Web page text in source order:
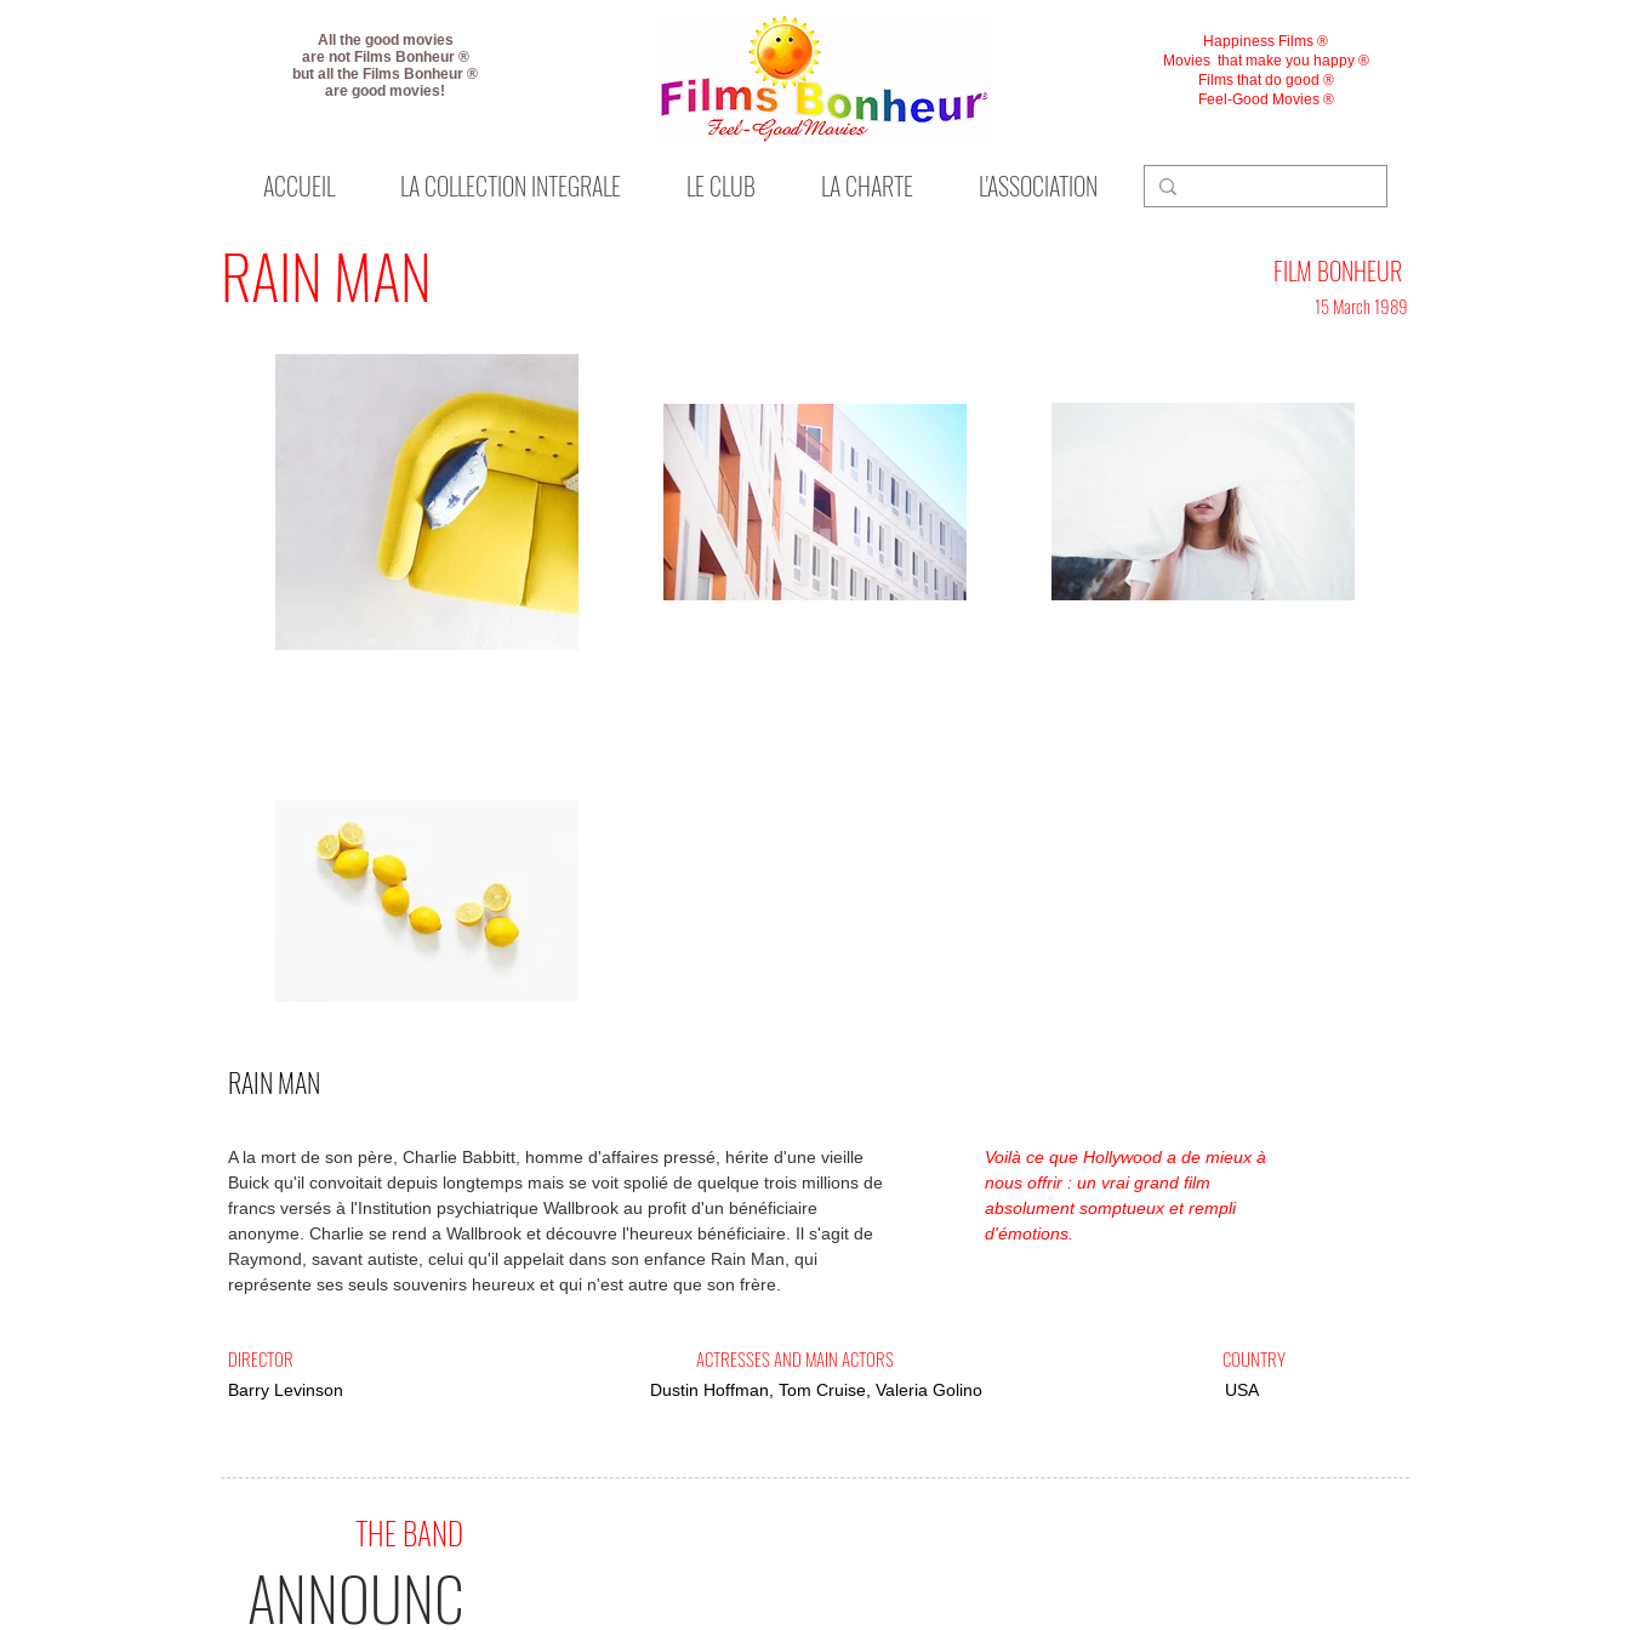
All the good movies
are not Films Bonheur ®
but all the Films Bonheur ®
are good movies!
ACCUEIL LA COLLECTION INTEGRALE LE CLUB LA CHARTE L'ASSOCIATION
Happiness Films ®
Movies that make you happy ®
Films that do good ®
Feel-Good Movies ®
RAIN MAN
RAIN MAN
A la mort de son père, Charlie Babbitt, homme d'affaires pressé, hérite d'une vieille
Buick qu'il convoitait depuis longtemps mais se voit spolié de quelque trois millions de
francs versés à l'Institution psychiatrique Wallbrook au profit d'un bénéficiaire
anonyme. Charlie se rend a Wallbrook et découvre l'heureux bénéficiaire. Il s'agit de
Raymond, savant autiste, celui qu'il appelait dans son enfance Rain Man, qui
représente ses seuls souvenirs heureux et qui n'est autre que son frère.
Voilà ce que Hollywood a de mieux à
nous offrir : un vrai grand film
absolument somptueux et rempli
d'émotions.
DIRECTOR
Barry Levinson
ACTRESSES AND MAIN ACTORS
Dustin Hoffman, Tom Cruise, Valeria Golino
COUNTRY
USA
FILM BONHEUR
15 March 1989
ANNOUNC
THE BAND